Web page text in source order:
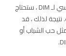
في حين أن الخضروات الصليبية هي مصدر الغذاء الأساسي لـ DIM ، ستحتاج
لذلك ، قد
حب الشباب أو